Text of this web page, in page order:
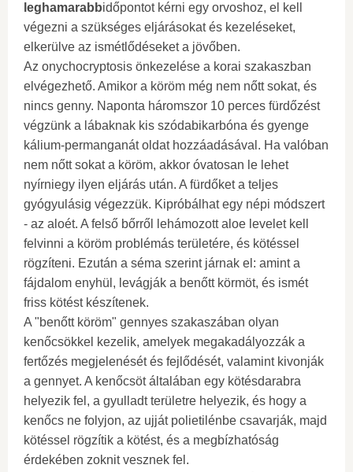
leghamarabbidőpontot kérni egy orvoshoz, el kell
végezni a szükséges eljárásokat és kezeléseket,
elkerülve az ismétlődéseket a jövőben.
Az onychocryptosis önkezelése a korai szakaszban
elvégezhető. Amikor a köröm még nem nőtt sokat, és
nincs genny. Naponta háromszor 10 perces fürdőzést
végzünk a lábaknak kis szódabikarbóna és gyenge
kálium-permanganát oldat hozzáadásával. Ha valóban
nem nőtt sokat a köröm, akkor óvatosan le lehet
nyírniegy ilyen eljárás után. A fürdőket a teljes
gyógyulásig végezzük. Kipróbálhat egy népi módszert
- az aloét. A felső bőrről lehámozott aloe levelet kell
felvinni a köröm problémás területére, és kötéssel
rögzíteni. Ezután a séma szerint járnak el: amint a
fájdalom enyhül, levágják a benőtt körmöt, és ismét
friss kötést készítenek.
A "benőtt köröm" gennyes szakaszában olyan
kenőcsökkel kezelik, amelyek megakadályozzák a
fertőzés megjelenését és fejlődését, valamint kivonják
a gennyet. A kenőcsöt általában egy kötésdarabra
helyezik fel, a gyulladt területre helyezik, és hogy a
kenőcs ne folyjon, az ujját polietilénbe csavarják, majd
kötéssel rögzítik a kötést, és a megbízhatóság
érdekében zoknit vesznek fel.